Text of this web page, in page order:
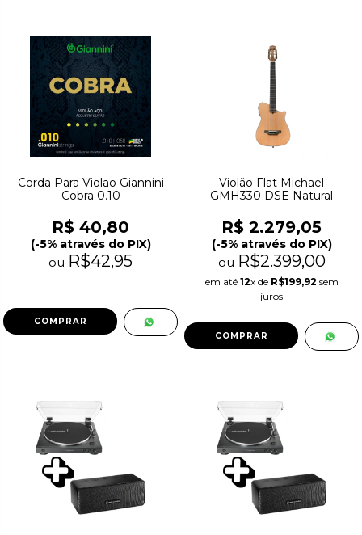
Corda Para Violao Giannini
Cobra 0.10
R$ 40,80
(-5% através do PIX)
ou R$42,95
Violão Flat Michael
GMH330 DSE Natural
R$ 2.279,05
(-5% através do PIX)
ou R$2.399,00
em até 12x de R$199,92 sem
juros